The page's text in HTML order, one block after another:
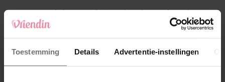
Toestemming Details Advertentie-instellingen
4 Makelaar Mandy: ‘Een bericht van de BN’er.
Een foto. Mijn lijf reageert’
5 Makelaar Mandy: ‘Vrijdagavond belde Bart.
Hij sprak eng kalm’